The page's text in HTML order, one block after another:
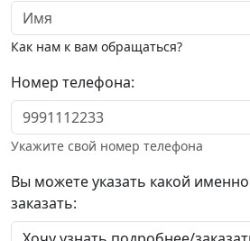
Как нам к вам обращаться?
Номер телефона:
Укажите свой номер телефона
Вы можете указать какой
заказать: